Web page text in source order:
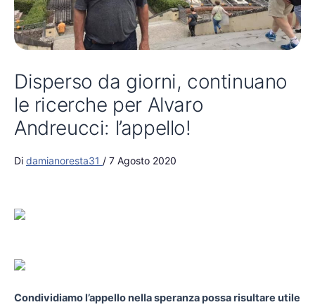
Disperso da giorni, continuano
le ricerche per Alvaro
Andreucci: l’appello!
Di damianoresta31 / 7 Agosto 2020
Condividiamo l’appello nella speranza possa risultare utile